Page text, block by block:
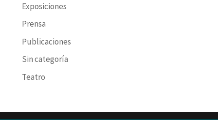
Exposiciones
Prensa
Publicaciones
Sin categoría
Teatro